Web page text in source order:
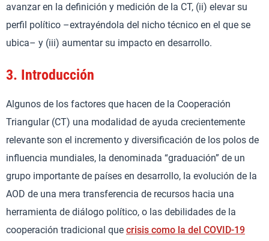
avanzar en la definición y medición de la CT, (ii) elevar su
perfil político –extrayéndola del nicho técnico en el que se
ubica– y (iii) aumentar su impacto en desarrollo.
3. Introducción
Algunos de los factores que hacen de la Cooperación
Triangular (CT) una modalidad de ayuda crecientemente
relevante son el incremento y diversificación de los polos de
influencia mundiales, la denominada “graduación” de un
grupo importante de países en desarrollo, la evolución de la
AOD de una mera transferencia de recursos hacia una
herramienta de diálogo político, o las debilidades de la
cooperación tradicional que crisis como la del COVID-19